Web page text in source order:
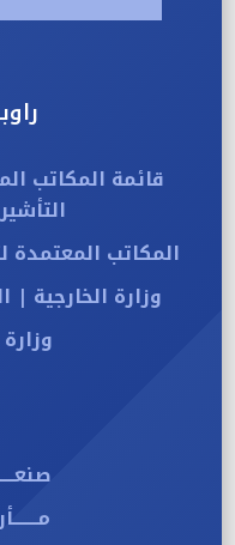
قائمة المكاتب
المكاتب المعتمدة
وزارة الخارجية |